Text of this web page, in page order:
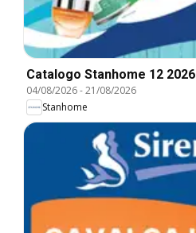
Catalogo Stanhome 12 2026
04/08/2026-21/08/2026
Stanhome